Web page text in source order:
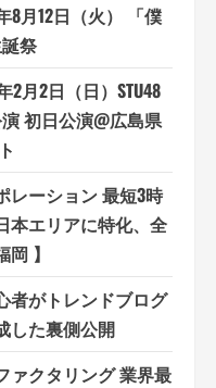
8月12日（火） 「僕
祭
2月2日（日）STU48
初日公演@広島県
レーション 最短3時
本エリアに特化、全
】
者がトレンドブログ
した裏側公開
ァクタリング 業界最